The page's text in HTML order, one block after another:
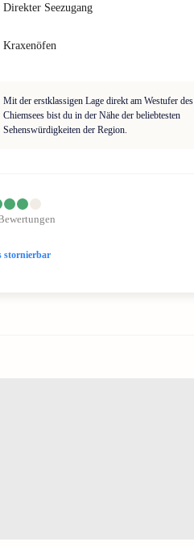
Direkter Seezugang
Kraxenöfen
Mit der erstklassigen Lage direkt am Westufer des
Chiemsees bist du in der Nähe der beliebtesten
Sehenswürdigkeiten der Region.
stornierbar